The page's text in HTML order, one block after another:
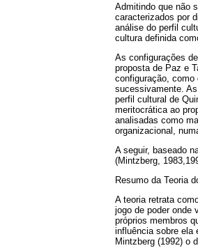
Admitindo que não
caracterizados por
análise do perfil
cultura definida
As configurações
proposta de Paz e
configuração, como
sucessivamente.
perfil cultural de
meritocrática ao
analisadas como
organizacional,
A seguir, baseado
(Mintzberg,
Resumo da Teoria
A teoria retrata
jogo de poder onde
próprios membros
influência sobre ela
Mintzberg (1992) o